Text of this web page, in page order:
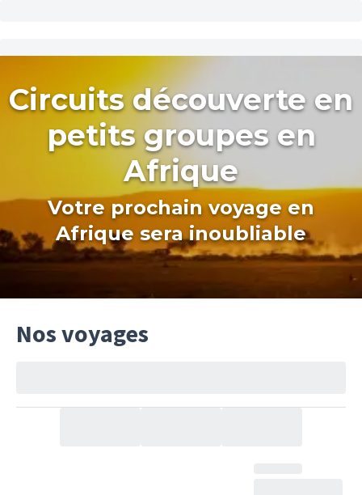
Circuits découverte en
petits groupes en
Afrique
Votre prochain voyage en
Afrique sera inoubliable
Nos voyages